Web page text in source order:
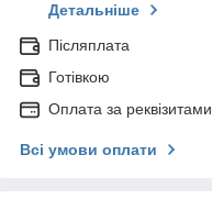
Детальніше
Післяплата
Готівкою
Оплата за реквізитами
Всі умови оплати